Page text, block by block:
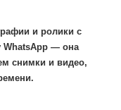
и ролики с
WhatsApp — она
снимки и видео,